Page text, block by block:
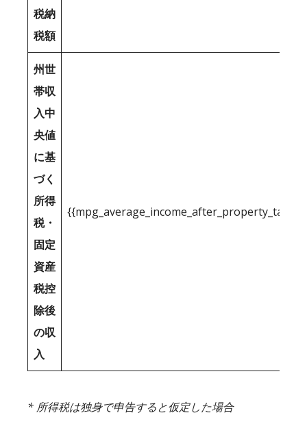
税納
税額
州世
帯収
入中
央値
に基
づく
所得
税・
固定
資産
税控
除後
の収
入
* 所得税は独身で申告すると仮定した場合